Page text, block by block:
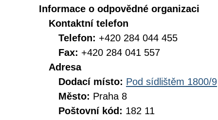
Informace o odpovědné organizaci
Kontaktní telefon
Telefon: +420 284 044 455
Fax: +420 284 041 557
Adresa
Dodací místo: Pod sídlištěm 1800/9
Město: Praha 8
Poštovní kód: 182 11